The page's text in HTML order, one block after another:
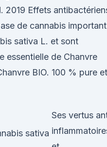
2019 Effets
de cannabis important
sativa L. et sont
essentielle de Chanvre
BIO. 100 % pure et
Ses vertus